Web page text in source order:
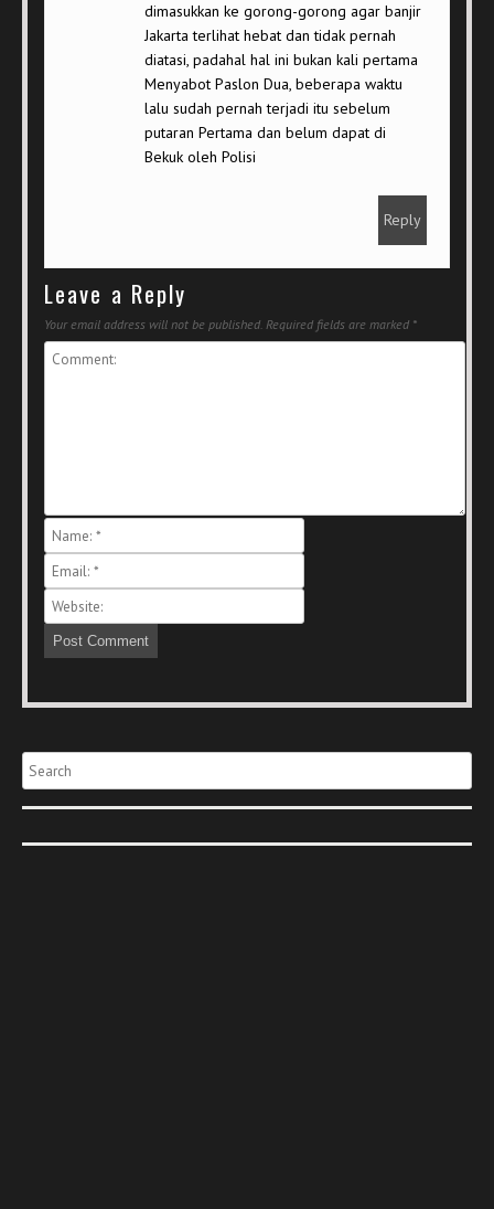
dimasukkan ke gorong-gorong agar banjir
Jakarta terlihat hebat dan tidak pernah
diatasi, padahal hal ini bukan kali pertama
Menyabot Paslon Dua, beberapa waktu
lalu sudah pernah terjadi itu sebelum
putaran Pertama dan belum dapat di
Bekuk oleh Polisi
Reply
Leave a Reply
Your email address will not be published. Required fields are marked *
Search